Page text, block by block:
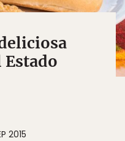
2015